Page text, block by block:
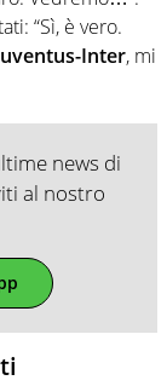
“Sì, è vero.
Inter, mi
news di
al nostro